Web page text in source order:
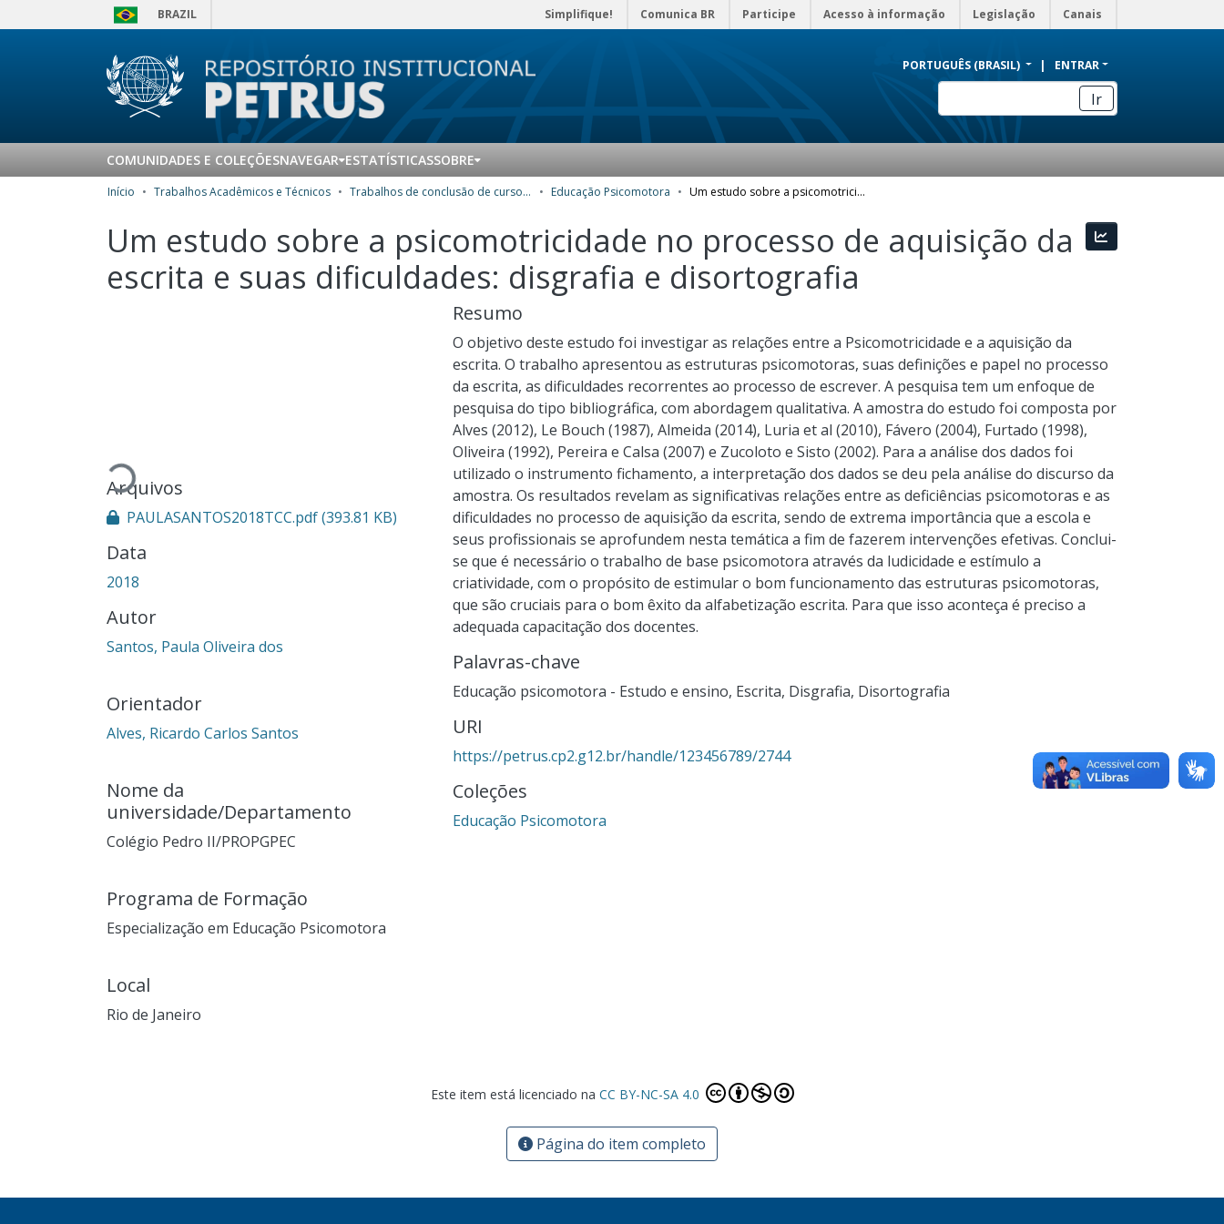
BRAZIL Simplifique! Comunica BR Participe Acesso à informação Legislação Canais
PORTUGUÊS (BRASIL) ENTRAR
Ir
COMUNIDADES E COLEÇÕESNAVEGAR ESTATÍSTICASSOBRE
Início Trabalhos Acadêmicos e Técnicos Trabalhos de conclusão de curso de Especialização Educação Psicomotora Um estudo sobre a psicomotricidade no processo de aquisição da escrita e suas dificuldades: disgrafia e disortografia
Um estudo sobre a psicomotricidade no processo de aquisição da
escrita e suas dificuldades: disgrafia e disortografia
Carregando...
Arquivos
PAULASANTOS2018TCC.pdf(393.81 KB)
Data
2018
Autor
Santos, Paula Oliveira dos
Orientador
Alves, Ricardo Carlos Santos
Nome da
universidade/Departamento
Colégio Pedro II/PROPGPEC
Programa de Formação
Especialização em Educação Psicomotora
Local
Rio de Janeiro
Resumo
O objetivo deste estudo foi investigar as relações entre a Psicomotricidade e a aquisição da
escrita. O trabalho apresentou as estruturas psicomotoras, suas definições e papel no processo
da escrita, as dificuldades recorrentes ao processo de escrever. A pesquisa tem um enfoque de
pesquisa do tipo bibliográfica, com abordagem qualitativa. A amostra do estudo foi composta por
Alves (2012), Le Bouch (1987), Almeida (2014), Luria et al (2010), Fávero (2004), Furtado (1998),
Oliveira (1992), Pereira e Calsa (2007) e Zucoloto e Sisto (2002). Para a análise dos dados foi
utilizado o instrumento fichamento, a interpretação dos dados se deu pela análise do discurso da
amostra. Os resultados revelam as significativas relações entre as deficiências psicomotoras e as
dificuldades no processo de aquisição da escrita, sendo de extrema importância que a escola e
seus profissionais se aprofundem nesta temática a fim de fazerem intervenções efetivas. Conclui-
se que é necessário o trabalho de base psicomotora através da ludicidade e estímulo a
criatividade, com o propósito de estimular o bom funcionamento das estruturas psicomotoras,
que são cruciais para o bom êxito da alfabetização escrita. Para que isso aconteça é preciso a
adequada capacitação dos docentes.
Palavras-chave
Educação psicomotora - Estudo e ensino, Escrita, Disgrafia, Disortografia
URI
https://petrus.cp2.g12.br/handle/123456789/2744
Coleções
Educação Psicomotora
Este item está licenciado na CC BY-NC-SA 4.0
Página do item completo